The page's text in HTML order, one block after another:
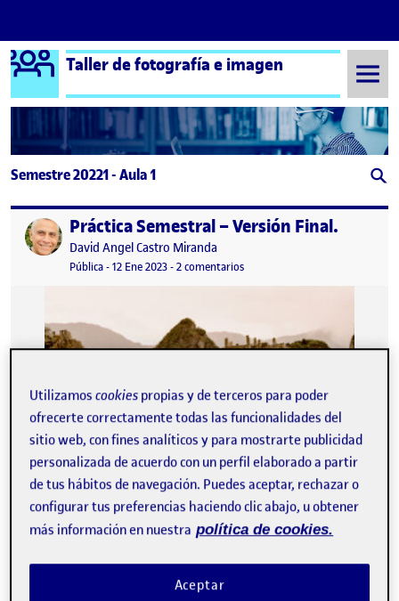
Saltar al contenido
Logo Ágora
Taller de fotografía e imagen
Semestre 20221 - Aula 1
Publicado porPráctica Semestral – Versión Final.
Publicado por
David Angel Castro Miranda
Visibilidad:
Pública-Fecha de publicación
12 Ene 202318 enero, 2023 9:57 pm
-2 comentariosen Práctica Semestral – Versión
2002-08 Llama en la ciudadela de Machu Picchu. Cusco. La
llama es un animal representativo…
Utilizamoscookies propias y de terceros para poder
ofrecerte correctamente todas las funcionalidades del
sitio web, con fines analíticos y para mostrarte publicidad
personalizada de acuerdo con un perfil elaborado a partir
de tus hábitos de navegación. Puedes aceptar, rechazar o
configurar tus preferencias haciendo clic abajo, u obtener
más información en nuestra política de cookies.
Aceptar